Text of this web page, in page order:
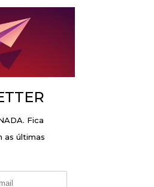
Fica
as últimas